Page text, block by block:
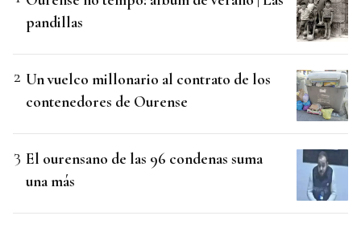
pandillas
Un vuelco millonario al contrato de los
contenedores de Ourense
El ourensano de las 96 condenas suma
una más